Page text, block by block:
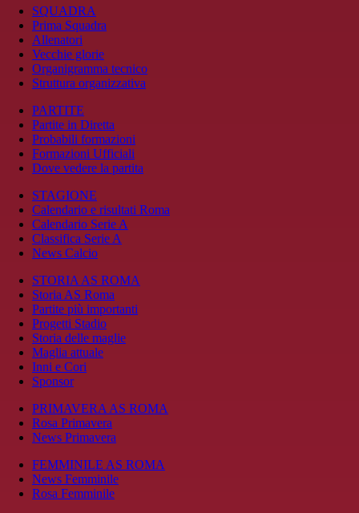
SQUADRA
Prima Squadra
Allenatori
Vecchie glorie
Organigramma tecnico
Struttura organizzativa
PARTITE
Partite in Diretta
Probabili formazioni
Formazioni Ufficiali
Dove vedere la partita
STAGIONE
Calendario e risultati Roma
Calendario Serie A
Classifica Serie A
News Calcio
STORIA AS ROMA
Storia AS Roma
Partite più importanti
Progetti Stadio
Storia delle maglie
Maglia attuale
Inni e Cori
Sponsor
PRIMAVERA AS ROMA
Rosa Primavera
News Primavera
FEMMINILE AS ROMA
News Femminile
Rosa Femminile